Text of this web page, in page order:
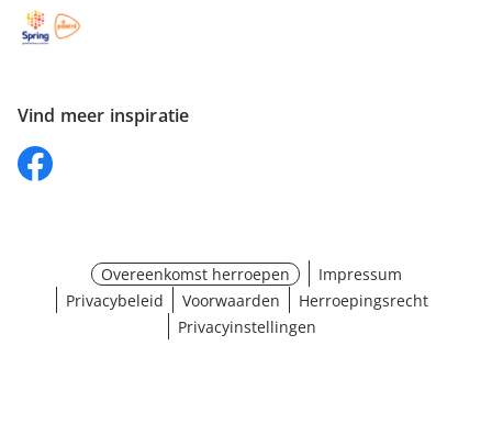
Vind meer inspiratie
Overeenkomst herroepen
Impressum
Privacybeleid
Voorwaarden
Herroepingsrecht
Privacyinstellingen